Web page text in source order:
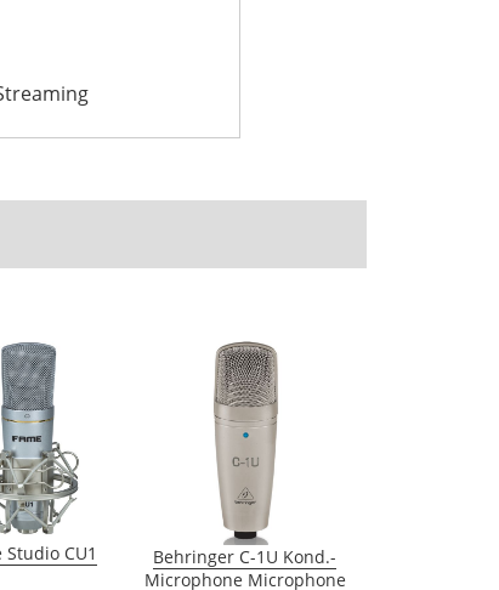
Studio CU1
Behringer C-1U Kond.-
Microphone Microphone